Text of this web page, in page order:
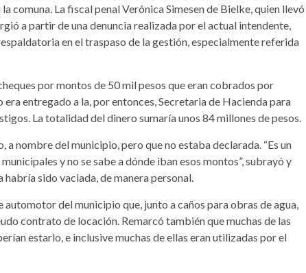
comuna. La fiscal penal Verónica Simesen de Bielke, quien llevó
a partir de una denuncia realizada por el actual intendente,
en el traspaso de la gestión, especialmente referida
por montos de 50 mil pesos que eran cobrados por
entregado a la, por entonces, Secretaria de Hacienda para
La totalidad del dinero sumaría unos 84 millones de pesos.
a nombre del municipio, pero que no estaba declarada. “Es un
y no se sabe a dónde iban esos montos”, subrayó y
sido vaciada, de manera personal.
del municipio que, junto a caños para obras de agua,
contrato de locación. Remarcó también que muchas de las
estarlo, e inclusive muchas de ellas eran utilizadas por el